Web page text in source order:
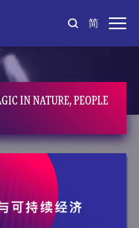
简
IN NATURE, PEOPLE